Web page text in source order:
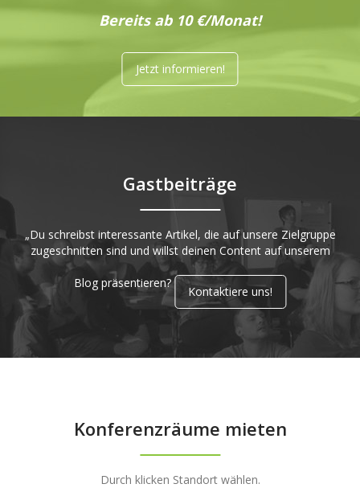
Bereits ab 10 €/Monat!
Jetzt informieren!
Gastbeiträge
„Du schreibst interessante Artikel, die auf unsere Zielgruppe
zugeschnitten sind und willst deinen Content auf unserem
Blog präsentieren?
Kontaktiere uns!
Konferenzräume mieten
Durch klicken Standort wählen.